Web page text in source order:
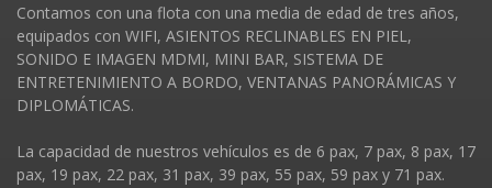
Contamos con una flota con una media de edad de tres años,
equipados con WIFI, ASIENTOS RECLINABLES EN PIEL,
SONIDO E IMAGEN MDMI, MINI BAR, SISTEMA DE
ENTRETENIMIENTO A BORDO, VENTANAS PANORÁMICAS Y
DIPLOMÁTICAS.
La capacidad de nuestros vehí­culos es de 6 pax, 7 pax, 8 pax, 17
pax, 19 pax, 22 pax, 31 pax, 39 pax, 55 pax, 59 pax y 71 pax.